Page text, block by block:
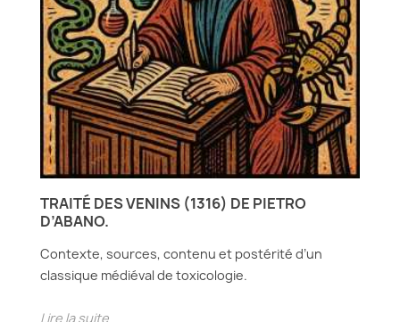
TRAITÉ DES VENINS (1316) DE PIETRO
D’ABANO.
Contexte, sources, contenu et postérité d’un
classique médiéval de toxicologie.
Lire la suite